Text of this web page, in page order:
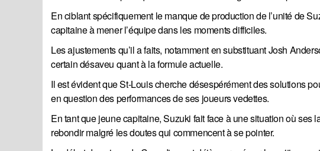
En ciblant spécifiquement le manque de production de l’unité de
capitaine à mener l’équipe dans les moments difficiles.
Les ajustements qu’il a faits, notamment en substituant Josh
certain désaveu quant à la formule actuelle.
Il est évident que St-Louis cherche désespérément des solutions
en question des performances de ses joueurs vedettes.
En tant que jeune capitaine, Suzuki fait face à une situation où ses
rebondir malgré les doutes qui commencent à se pointer.